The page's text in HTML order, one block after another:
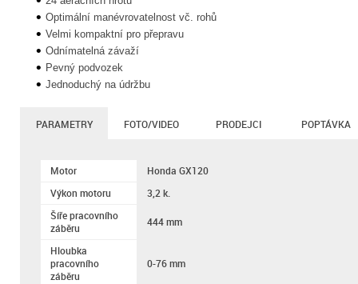
Optimální manévrovatelnost vč. rohů
Velmi kompaktní pro přepravu
Odnímatelná závaží
Pevný podvozek
Jednoduchý na údržbu
PARAMETRY FOTO/VIDEO PRODEJCI POPTÁVKA
Motor
Honda GX120
Výkon motoru
3,2 k.
Šíře pracovního
záběru
444 mm
Hloubka
pracovního
záběru
0-76 mm